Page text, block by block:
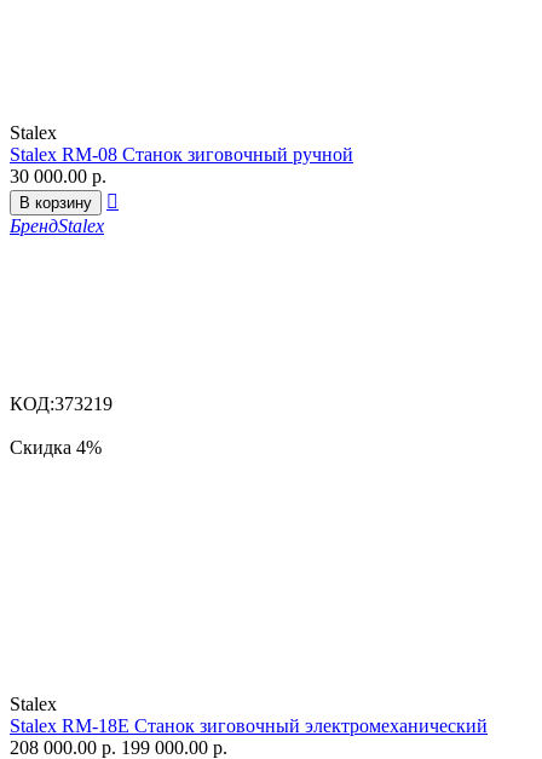
Stalex
Stalex RM-08 Станок зиговочный ручной
30 000.00 р.
В корзину

БрендStalex
КОД:373219
Скидка 4%
Stalex
Stalex RM-18E Станок зиговочный электромеханический
208 000.00 р. 199 000.00 р.